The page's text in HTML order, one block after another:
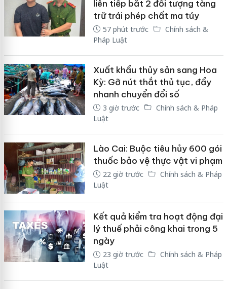
liên tiếp bắt 2 đối tượng tàng
trữ trái phép chất ma túy
57 phút trước
Chính sách &
Pháp Luật
Xuất khẩu thủy sản sang Hoa
Kỳ: Gỡ nút thắt thủ tục, đẩy
nhanh chuyển đổi số
3 giờ trước
Chính sách & Pháp
Luật
Lào Cai: Buộc tiêu hủy 600 gói
thuốc bảo vệ thực vật vi phạm
22 giờ trước
Chính sách & Pháp
Luật
Kết quả kiểm tra hoạt động đại
lý thuế phải công khai trong 5
ngày
23 giờ trước
Chính sách & Pháp
Luật